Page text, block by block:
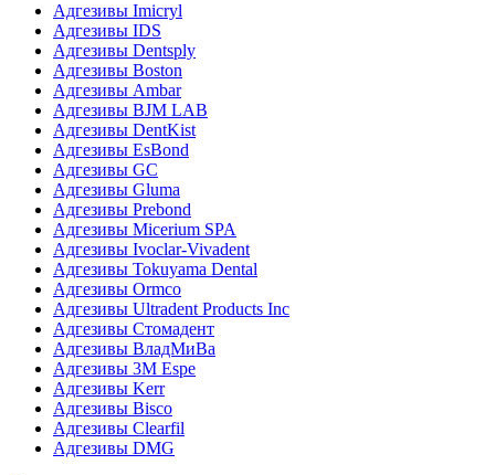
Адгезивы Imicryl
Адгезивы IDS
Адгезивы Dentsply
Адгезивы Boston
Адгезивы Ambar
Адгезивы BJM LAB
Адгезивы DentKist
Адгезивы EsBond
Адгезивы GC
Адгезивы Gluma
Адгезивы Prebond
Адгезивы Micerium SPA
Адгезивы Ivoclar-Vivadent
Адгезивы Tokuyama Dental
Адгезивы Ormco
Адгезивы Ultradent Products Inc
Адгезивы Стомадент
Адгезивы ВладМиВа
Адгезивы 3M Espe
Адгезивы Kerr
Адгезивы Bisco
Адгезивы Clearfil
Адгезивы DMG